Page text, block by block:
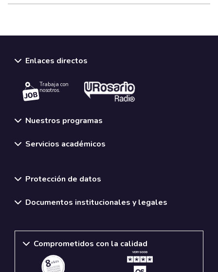
Enlaces directos
Trabaja con
nosotros.
Nuestros programas
Servicios académicos
Protección de datos
Documentos institucionales y legales
Comprometidos con la calidad